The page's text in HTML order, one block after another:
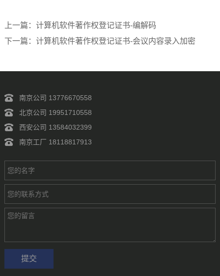
上一篇： 计算机软件著作权登记证书-编解码
下一篇： 计算机软件著作权登记证书-会议内容录入加密
南京公司 13776670558
北京公司 19951710558
西安公司 13584032399
南京工厂 18118817913